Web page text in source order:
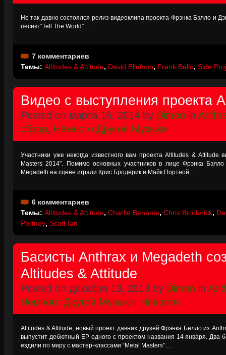
Не так давно состоялся релиз видеоклипа проекта Фрэнка Бэлло и
песню “Tell The World”…
7 комментариев
Темы: Altitudes & Attitude, David Ellefson, Frank Bello, Side
Видео с выступления проекта
Posted on марта 16, 2014 by Dimon in
обзор, Немного Другой Музыки
Участники уже некогда известного вам проекта Altitudes & Attitude
Masters 2014″. Помимо основных участников в лице Фрэнка
Megadeth на сцене играли Крис Бродерик и Майк Портной…
6 комментариев
Темы: Altitudes & Attitude, Charlie Benante, Chris Broderick,
Portnoy, Scott Ian
Басисты Anthrax и Megadeth
Altitudes & Attitude
Posted on декабря 13, 2013 by Dimon in
Немного Другой Музыки, Новости
Altitudes & Attitude, новый проект давних друзей Фрэнка Белло из
выпустит дебютный EP одного с проектом названия 14 января. Два
ездили по миру с мастер-классами “Metal Masters”…